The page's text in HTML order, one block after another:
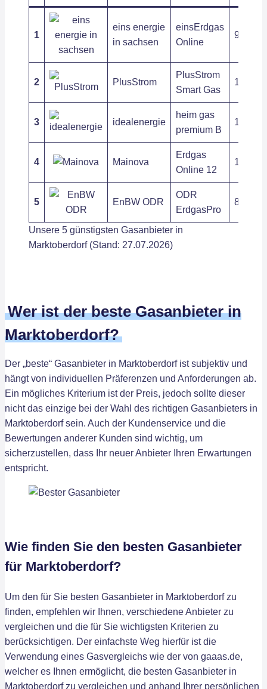
1
eins energie
in sachsen
einsErdgas
Online
9,64 ct
2 PlusStrom
PlusStrom
Smart Gas
11,73 ct
3 idealenergie
heim gas
premium B
11,41 ct
4 Mainova
Erdgas
Online 12
10,39 ct
5 EnBW ODR
ODR
ErdgasPro
8,89 ct
Unsere 5 günstigsten Gasanbieter in
Marktoberdorf (Stand: 27.07.2026)
Wer ist der beste Gasanbieter in
Marktoberdorf?
Der „beste“ Gasanbieter in Marktoberdorf ist subjektiv und
hängt von individuellen Präferenzen und Anforderungen ab.
Ein mögliches Kriterium ist der Preis, jedoch sollte dieser
nicht das einzige bei der Wahl des richtigen Gasanbieters in
Marktoberdorf sein. Auch der Kundenservice und die
Bewertungen anderer Kunden sind wichtig, um
sicherzustellen, dass Ihr neuer Anbieter Ihren Erwartungen
entspricht.
Wie finden Sie den besten Gasanbieter
für Marktoberdorf?
Um den für Sie besten Gasanbieter in Marktoberdorf zu
finden, empfehlen wir Ihnen, verschiedene Anbieter zu
vergleichen und die für Sie wichtigsten Kriterien zu
berücksichtigen. Der einfachste Weg hierfür ist die
Verwendung eines Gasvergleichs wie der von gaaas.de,
welcher es Ihnen ermöglicht, die besten Gasanbieter in
Marktoberdorf zu vergleichen und anhand Ihrer persönlichen